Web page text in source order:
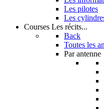
Les pilotes
Les
Courses Les récits...
Back
Toutes les
Par antenne